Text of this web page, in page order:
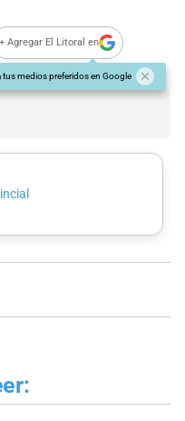
+ Agregar El Litoral en
tus medios preferidos en Google